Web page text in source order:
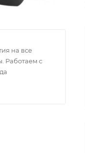
на все
Работаем с